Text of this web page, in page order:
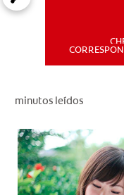
minutos leídos